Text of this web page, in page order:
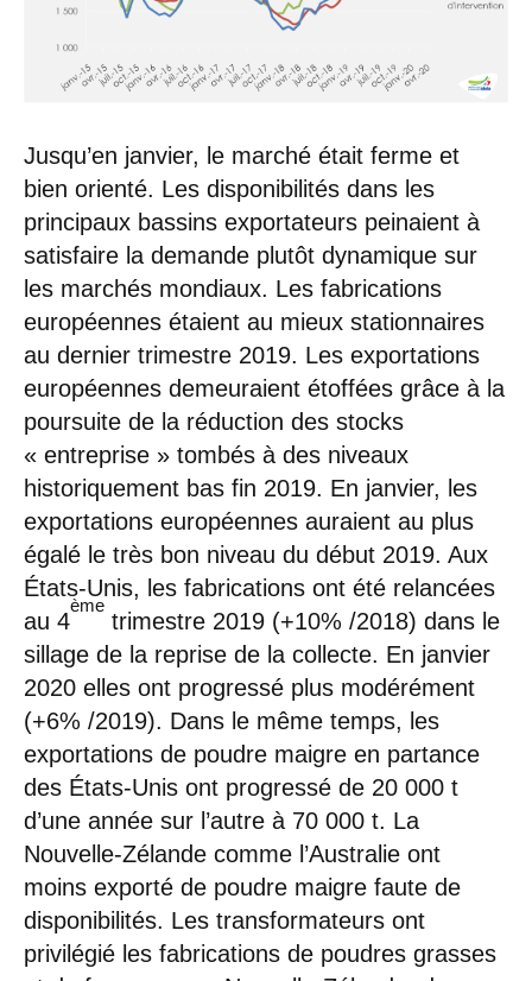
Jusqu’en janvier, le marché était ferme et
bien orienté. Les disponibilités dans les
principaux bassins exportateurs peinaient à
satisfaire la demande plutôt dynamique sur
les marchés mondiaux. Les fabrications
européennes étaient au mieux stationnaires
au dernier trimestre 2019. Les exportations
européennes demeuraient étoffées grâce à la
poursuite de la réduction des stocks
« entreprise » tombés à des niveaux
historiquement bas fin 2019. En janvier, les
exportations européennes auraient au plus
égalé le très bon niveau du début 2019. Aux
États-Unis, les fabrications ont été relancées
au 4
ème
trimestre 2019 (+10% /2018) dans le
sillage de la reprise de la collecte. En janvier
2020 elles ont progressé plus modérément
(+6% /2019). Dans le même temps, les
exportations de poudre maigre en partance
des États-Unis ont progressé de 20 000 t
d’une année sur l’autre à 70 000 t. La
Nouvelle-Zélande comme l’Australie ont
moins exporté de poudre maigre faute de
disponibilités. Les transformateurs ont
privilégié les fabrications de poudres grasses